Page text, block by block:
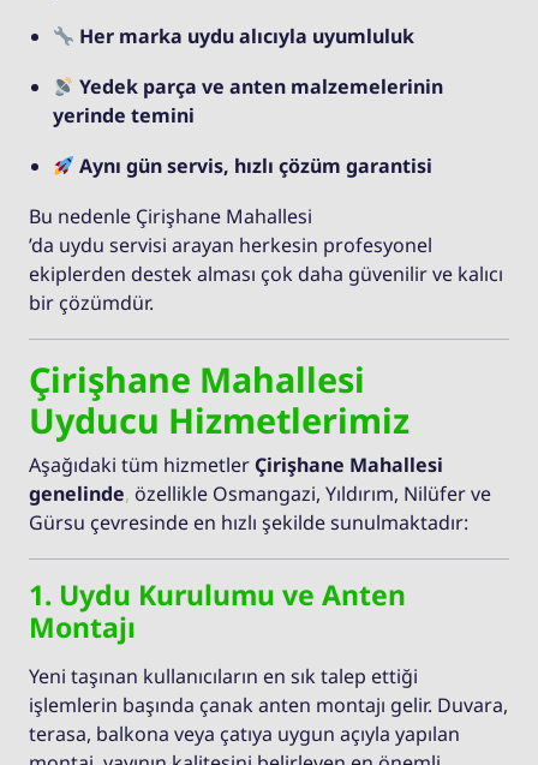
Her marka uydu alıcıyla uyumluluk
Yedek parça ve anten malzemelerinin
yerinde temini
Aynı gün servis, hızlı çözüm garantisi
Bu nedenle Çirişhane Mahallesi
’da uydu servisi arayan herkesin profesyonel
ekiplerden destek alması çok daha güvenilir ve kalıcı
bir çözümdür.
Çirişhane Mahallesi
Uyducu Hizmetlerimiz
Aşağıdaki tüm hizmetler Çirişhane Mahallesi
genelinde, özellikle Osmangazi, Yıldırım, Nilüfer ve
Gürsu çevresinde en hızlı şekilde sunulmaktadır:
1. Uydu Kurulumu ve Anten
Montajı
Yeni taşınan kullanıcıların en sık talep ettiği
işlemlerin başında çanak anten montajı gelir. Duvara,
terasa, balkona veya çatıya uygun açıyla yapılan